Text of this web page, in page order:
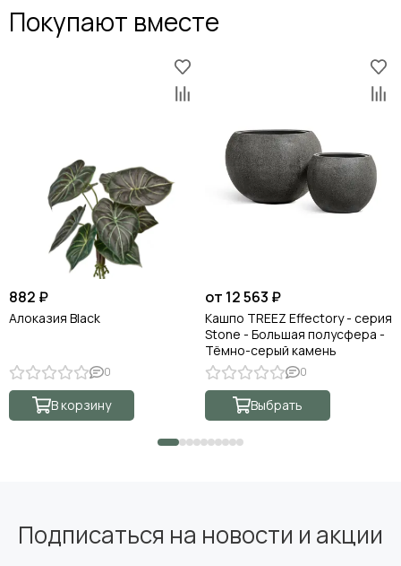
Покупают вместе
882 ₽
Алоказия Black
0
В корзину
от 12 563 ₽
Кашпо TREEZ Effectory - серия
Stone - Большая полусфера -
Тёмно-серый камень
0
Выбрать
Подписаться на новости и акции